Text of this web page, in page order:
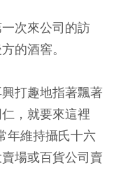
次來公司的訪
的酒窖。
打趣地指著飄著
，就要來這裡
年維持攝氏十六
場或百貨公司賣